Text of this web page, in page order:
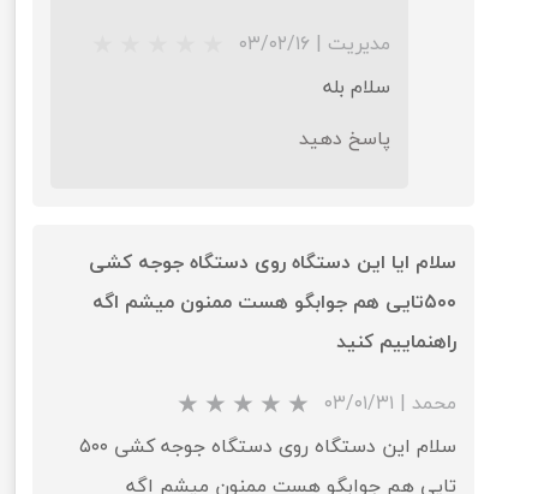
مدیریت | ۰۳/۰۲/۱۶
سلام بله
پاسخ دهید
سلام ایا این دستگاه روی دستگاه جوجه کشی
۵۰۰تایی هم جوابگو هست ممنون میشم اگه
راهنماییم کنید
محمد | ۰۳/۰۱/۳۱
سلام این دستگاه روی دستگاه جوجه کشی ۵۰۰
تایی هم جوابگو هست ممنون میشم اگه